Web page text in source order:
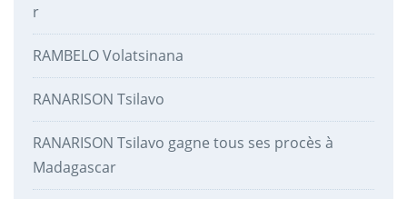
r
RAMBELO Volatsinana
RANARISON Tsilavo
RANARISON Tsilavo gagne tous ses procès à
Madagascar